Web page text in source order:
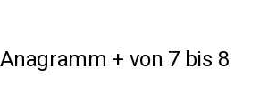
+ von 7 bis 8